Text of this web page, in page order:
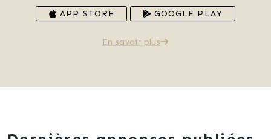
APP STORE GOOGLE PLAY
En savoir plus